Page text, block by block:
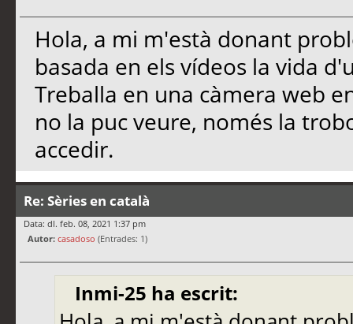
Hola, a mi m'està donant
basada en els vídeos la vida
Treballa en una càmera web
no la puc veure, només la
accedir.
Re: Sèries en català
Data: dl. feb. 08, 2021 1:37 pm
Autor: casadoso (Entrades: 1)
Inmi-25 ha escrit: